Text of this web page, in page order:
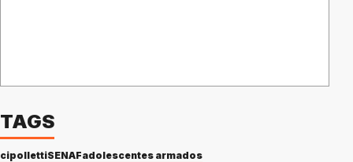
TAGS
cipollettiSENAFadolescentes armados